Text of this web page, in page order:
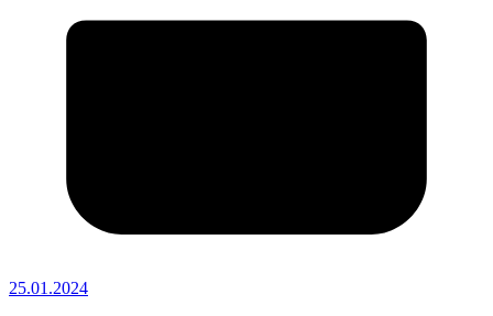
25.01.2024